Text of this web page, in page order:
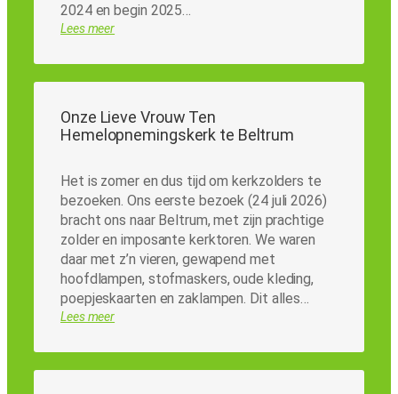
2024 en begin 2025…
Lees meer
Onze Lieve Vrouw Ten
Hemelopnemingskerk te Beltrum
Het is zomer en dus tijd om kerkzolders te
bezoeken. Ons eerste bezoek (24 juli 2026)
bracht ons naar Beltrum, met zijn prachtige
zolder en imposante kerktoren. We waren
daar met z’n vieren, gewapend met
hoofdlampen, stofmaskers, oude kleding,
poepjeskaarten en zaklampen. Dit alles…
Lees meer